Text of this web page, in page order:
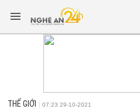
THẾ GIỚI 07:23 29-10-2021